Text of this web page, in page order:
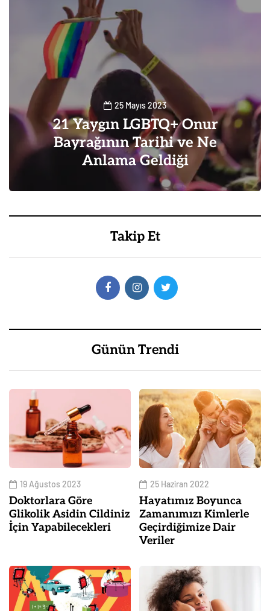
25 Mayıs 2023
21 Yaygın LGBTQ+ Onur
Bayrağının Tarihi ve Ne
Anlama Geldiği
0
Takip Et
Günün Trendi
19 Ağustos 2023
Doktorlara Göre
Glikolik Asidin Cildiniz
İçin Yapabilecekleri
25 Haziran 2022
Hayatımız Boyunca
Zamanımızı Kimlerle
Geçirdiğimize Dair
Veriler